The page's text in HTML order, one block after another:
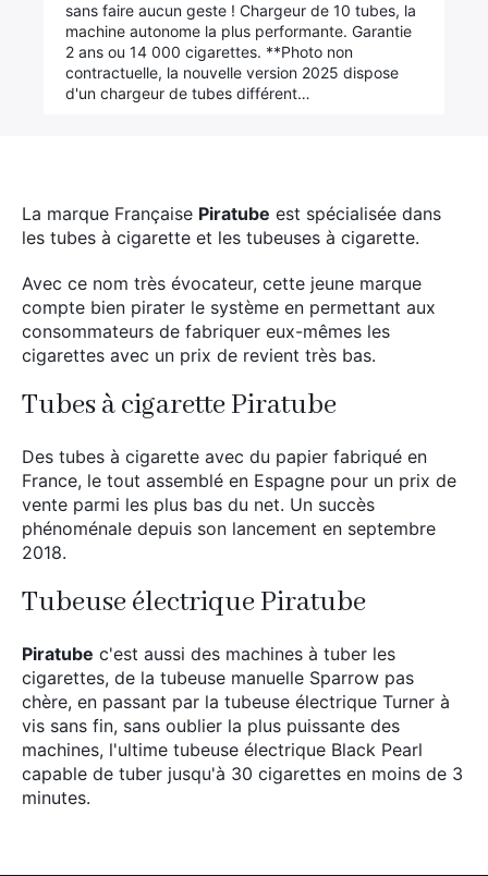
La marque Française Piratube est spécialisée dans
les tubes à cigarette et les tubeuses à cigarette.
Avec ce nom très évocateur, cette jeune marque
compte bien pirater le système en permettant aux
consommateurs de fabriquer eux-mêmes les
cigarettes avec un prix de revient très bas.
Tubes à cigarette Piratube
Des tubes à cigarette avec du papier fabriqué en
France, le tout assemblé en Espagne pour un prix de
vente parmi les plus bas du net. Un succès
phénoménale depuis son lancement en septembre
2018.
Tubeuse électrique Piratube
Piratube c'est aussi des machines à tuber les
cigarettes, de la tubeuse manuelle Sparrow pas
chère, en passant par la tubeuse électrique Turner à
vis sans fin, sans oublier la plus puissante des
machines, l'ultime tubeuse électrique Black Pearl
capable de tuber jusqu'à 30 cigarettes en moins de 3
minutes.
sans faire aucun geste ! Chargeur de 10 tubes, la
machine autonome la plus performante. Garantie
2 ans ou 14 000 cigarettes. **Photo non
contractuelle, la nouvelle version 2025 dispose
d'un chargeur de tubes différent…